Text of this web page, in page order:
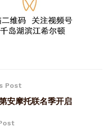
Post
安摩托联名季开启